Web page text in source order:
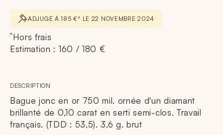
ADJUGÉ À 185 €* LE 22 NOVEMBRE 2024
*Hors frais
Estimation : 160 / 180 €
DESCRIPTION
Bague jonc en or 750 mil. ornée d'un diamant
brillanté de 0,10 carat en serti semi-clos. Travail
français. (TDD : 53,5). 3,6 g. brut